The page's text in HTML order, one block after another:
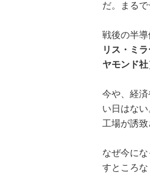
だ。まる
戦後の半
リス・ミ
ヤモンド社
今や、経
い日はな
工場が誘
なぜ今に
すところな